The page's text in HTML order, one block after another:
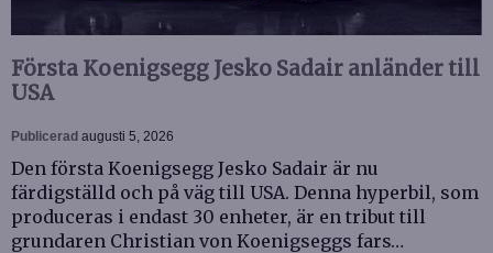
Första Koenigsegg Jesko Sadair anländer till
USA
Publicerad augusti 5, 2026
Den första Koenigsegg Jesko Sadair är nu
färdigställd och på väg till USA. Denna hyperbil, som
produceras i endast 30 enheter, är en tribut till
grundaren Christian von Koenigseggs fars…